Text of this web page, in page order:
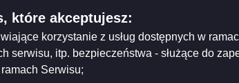
które akceptujesz:
korzystanie z usług dostępnych w
serwisu, itp. bezpieczeństwa - służące do
Serwisu;
Wytwarzający/odpowiadający:
Data wytworzenia:
2016-05-17
Wprowadzający:Radosław Jabłoński
Data wprowadzenia:2008-11-24